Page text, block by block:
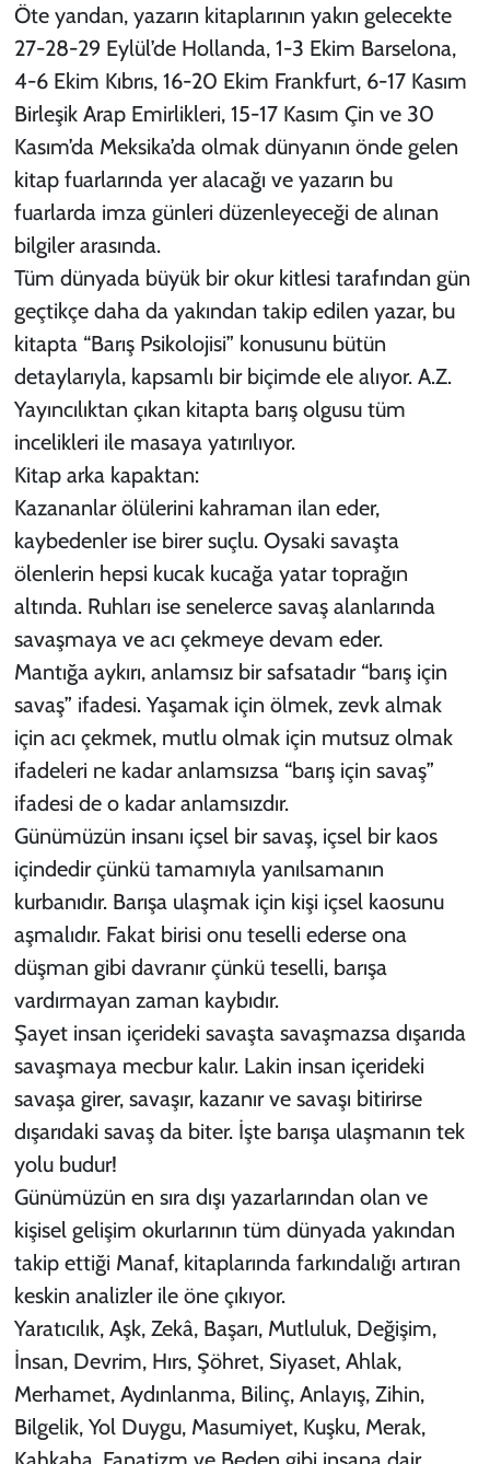
Öte yandan, yazarın kitaplarının yakın gelecekte
27-28-29 Eylül’de Hollanda, 1-3 Ekim Barselona,
4-6 Ekim Kıbrıs, 16-20 Ekim Frankfurt, 6-17 Kasım
Birleşik Arap Emirlikleri, 15-17 Kasım Çin ve 30
Kasım’da Meksika’da olmak dünyanın önde gelen
kitap fuarlarında yer alacağı ve yazarın bu
fuarlarda imza günleri düzenleyeceği de alınan
bilgiler arasında.
Tüm dünyada büyük bir okur kitlesi tarafından gün
geçtikçe daha da yakından takip edilen yazar, bu
kitapta “Barış Psikolojisi” konusunu bütün
detaylarıyla, kapsamlı bir biçimde ele alıyor. A.Z.
Yayıncılıktan çıkan kitapta barış olgusu tüm
incelikleri ile masaya yatırılıyor.
Kitap arka kapaktan:
Kazananlar ölülerini kahraman ilan eder,
kaybedenler ise birer suçlu. Oysaki savaşta
ölenlerin hepsi kucak kucağa yatar toprağın
altında. Ruhları ise senelerce savaş alanlarında
savaşmaya ve acı çekmeye devam eder.
Mantığa aykırı, anlamsız bir safsatadır “barış için
savaş” ifadesi. Yaşamak için ölmek, zevk almak
için acı çekmek, mutlu olmak için mutsuz olmak
ifadeleri ne kadar anlamsızsa “barış için savaş”
ifadesi de o kadar anlamsızdır.
Günümüzün insanı içsel bir savaş, içsel bir kaos
içindedir çünkü tamamıyla yanılsamanın
kurbanıdır. Barışa ulaşmak için kişi içsel kaosunu
aşmalıdır. Fakat birisi onu teselli ederse ona
düşman gibi davranır çünkü teselli, barışa
vardırmayan zaman kaybıdır.
Şayet insan içerideki savaşta savaşmazsa dışarıda
savaşmaya mecbur kalır. Lakin insan içerideki
savaşa girer, savaşır, kazanır ve savaşı bitirirse
dışarıdaki savaş da biter. İşte barışa ulaşmanın tek
yolu budur!
Günümüzün en sıra dışı yazarlarından olan ve
kişisel gelişim okurlarının tüm dünyada yakından
takip ettiği Manaf, kitaplarında farkındalığı artıran
keskin analizler ile öne çıkıyor.
Yaratıcılık, Aşk, Zekâ, Başarı, Mutluluk, Değişim,
İnsan, Devrim, Hırs, Şöhret, Siyaset, Ahlak,
Merhamet, Aydınlanma, Bilinç, Anlayış, Zihin,
Bilgelik, Yol Duygu, Masumiyet, Kuşku, Merak,